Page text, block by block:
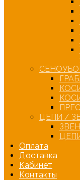
ЦЕПИ /
Оплата
Доставка
Кабинет
Контакты